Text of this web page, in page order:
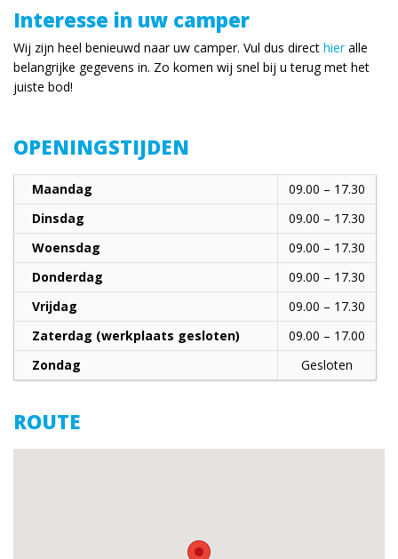
Interesse in uw camper
Wij zijn heel benieuwd naar uw camper. Vul dus direct hieralle
belangrijke gegevens in. Zo komen wij snel bij u terug met het
juiste bod!
OPENINGSTIJDEN
Maandag
09.00 – 17.30
Dinsdag
09.00 – 17.30
Woensdag
09.00 – 17.30
Donderdag
09.00 – 17.30
Vrijdag
09.00 – 17.30
Zaterdag (werkplaats gesloten)
09.00 – 17.00
Zondag
Gesloten
ROUTE